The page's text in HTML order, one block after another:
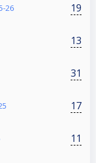
26 19
13
31
17
11